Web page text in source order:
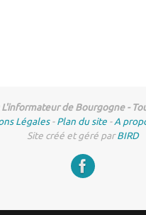
de Bourgogne -
Légales-Plan du site -A
Site créé et géré parBIRD